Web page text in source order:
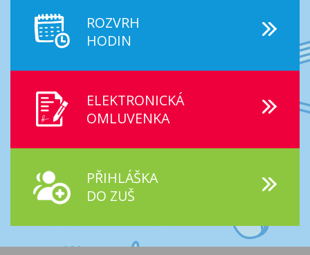
ROZVRH
HODIN
ELEKTRONICKÁ
OMLUVENKA
PŘIHLÁŠKA
DO ZUŠ